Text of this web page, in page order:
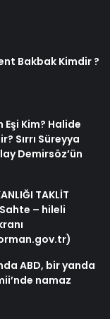
Bakbak Kimdir ?
Eşi Kim? Halide
Sırrı Süreyya
Demirsöz’ün
TAKLİT
Sahte – hileli
ABD, bir yanda
namaz